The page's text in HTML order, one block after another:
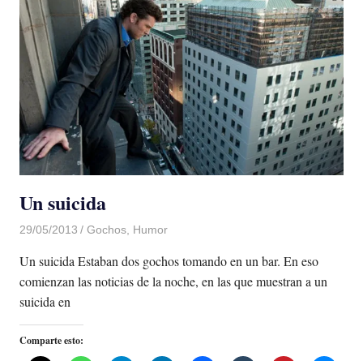
Un suicida
29/05/2013 Luis Castellanos
Gochos, Humor
Un suicida Estaban dos gochos tomando en un bar. En eso
comienzan las noticias de la noche, en las que muestran a un
suicida en
Comparte esto: